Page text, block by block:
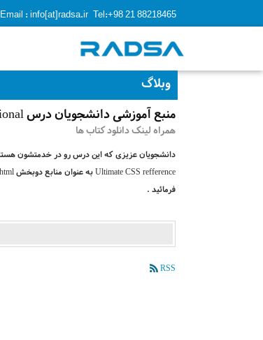
Tel:+98 21 88218465
Email : info[at]radsa.ir
وبلاگ
منبع آموزشی دانشجویان درس CIW Proffessional
همراه لینک دانلود کتاب ها
فرمائید .
RSS